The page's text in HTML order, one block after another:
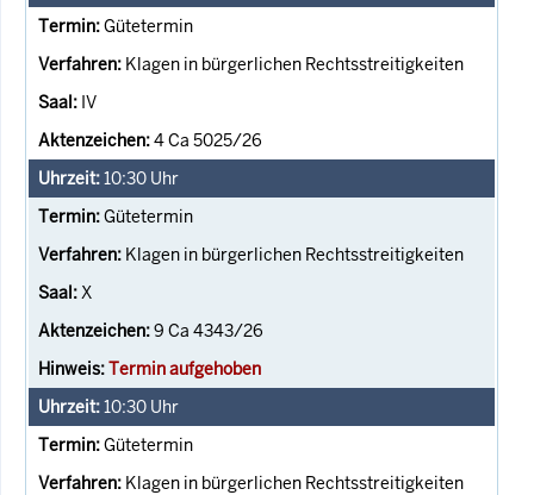
Gütetermin
Klagen in bürgerlichen Rechtsstreitigkeiten
IV
4 Ca 5025/26
10:30 Uhr
Gütetermin
Klagen in bürgerlichen Rechtsstreitigkeiten
X
9 Ca 4343/26
Termin aufgehoben
10:30 Uhr
Gütetermin
Klagen in bürgerlichen Rechtsstreitigkeiten